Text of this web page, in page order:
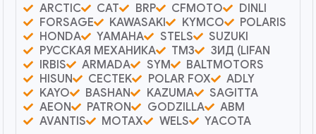
ARCTIC CAT BRP CFMOTO
DINLI
FORSAGE
KAWASAKI KYMCO
POLARIS
HONDA
YAMAHA STELS
SUZUKI
РУССКАЯ МЕХАНИКА
ТМЗ
ЗИД (LIFAN
IRBIS
ARMADA SYM
BALTMOTORS
HISUN
CECTEK POLAR FOX
ADLY
KAYO
BASHAN KAZUMA
SAGITTA
AEON
PATRON GODZILLA
ABM
AVANTIS
MOTAX WELS
YACOTA